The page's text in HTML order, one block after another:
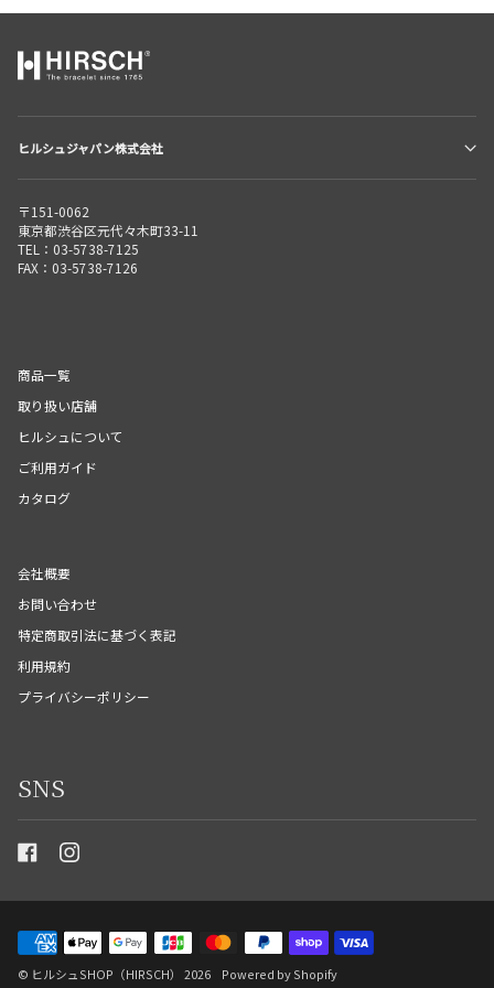
ヒルシュジャパン株式会社
〒151-0062
東京都渋谷区元代々木町33-11
TEL：03-5738-7125
FAX：03-5738-7126
商品一覧
取り扱い店舗
ヒルシュについて
ご利用ガイド
カタログ
会社概要
お問い合わせ
特定商取引法に基づく表記
利用規約
プライバシーポリシー
SNS
© ヒルシュSHOP（HIRSCH） 2026 Powered by Shopify